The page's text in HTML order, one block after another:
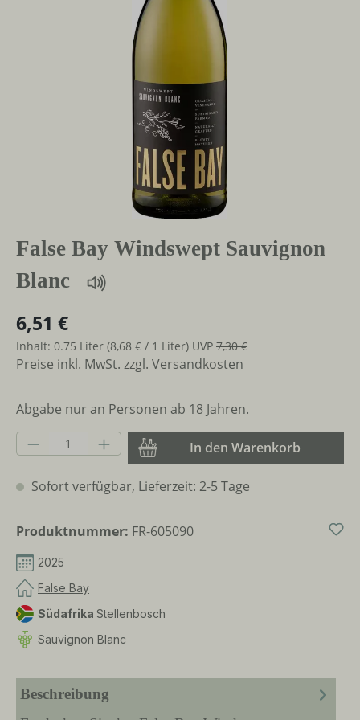
False Bay Windswept Sauvignon
Blanc
6,51 €
Inhalt: 0.75 Liter (8,68 € / 1 Liter) UVP 7,30 €
Preise inkl. MwSt. zzgl. Versandkosten
Abgabe nur an Personen ab 18 Jahren.
Produkt Anzahl: Gib den gewünschten
In den Warenkorb
Sofort verfügbar, Lieferzeit: 2-5 Tage
Produktnummer: FR-605090
2025
False Bay
Südafrika Stellenbosch
Sauvignon Blanc
Beschreibung